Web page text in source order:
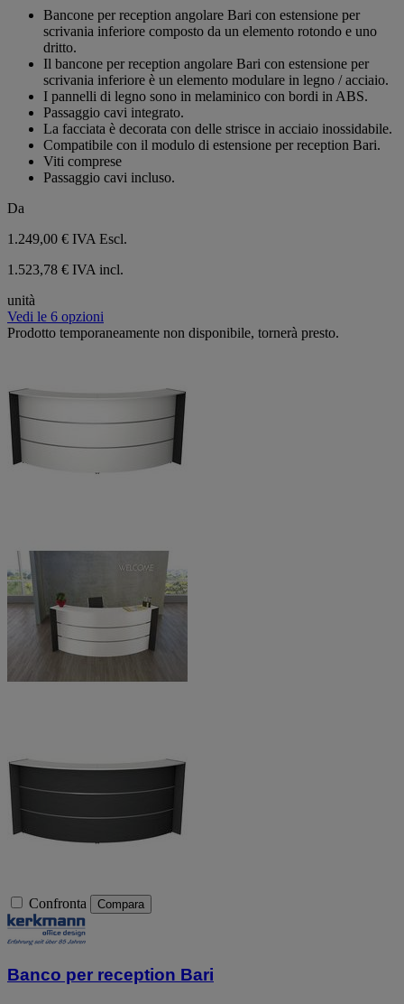
Bancone per reception angolare Bari con estensione per
scrivania inferiore composto da un elemento rotondo e uno
dritto.
Il bancone per reception angolare Bari con estensione per
scrivania inferiore è un elemento modulare in legno / acciaio.
I pannelli di legno sono in melaminico con bordi in ABS.
Passaggio cavi integrato.
La facciata è decorata con delle strisce in acciaio inossidabile.
Compatibile con il modulo di estensione per reception Bari.
Viti comprese
Passaggio cavi incluso.
Da
1.249,00 € IVA Escl.
1.523,78 € IVA incl.
unità
Vedi le 6 opzioni
Prodotto temporaneamente non disponibile, tornerà presto.
Confronta Compara
Banco per reception Bari